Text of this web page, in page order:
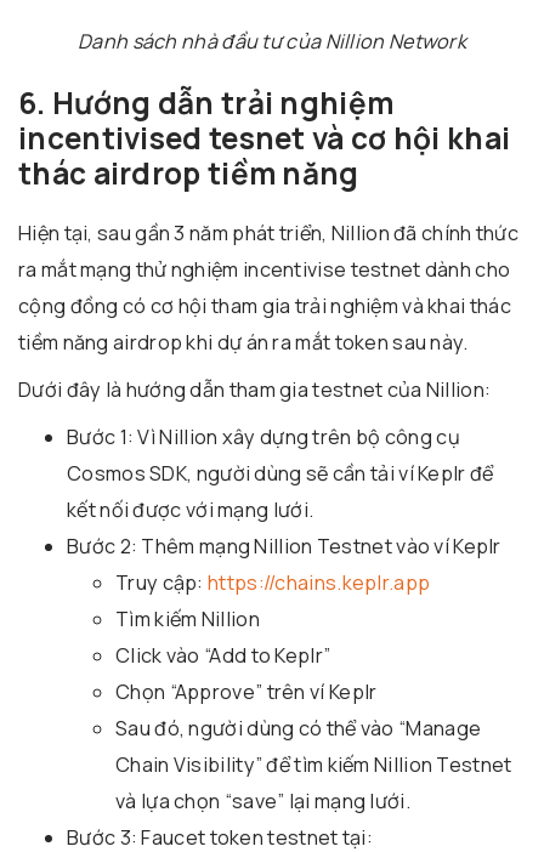
Danh sách nhà đầu tư của Nillion Network
6. Hướng dẫn trải nghiệm
incentivised tesnet và cơ hội khai
thác airdrop tiềm năng
Hiện tại, sau gần 3 năm phát triển, Nillion đã chính thức
ra mắt mạng thử nghiệm incentivise testnet dành cho
cộng đồng có cơ hội tham gia trải nghiệm và khai thác
tiềm năng airdrop khi dự án ra mắt token sau này.
Dưới đây là hướng dẫn tham gia testnet của Nillion:
Bước 1: Vì Nillion xây dựng trên bộ công cụ
Cosmos SDK, người dùng sẽ cần tải ví Keplr để
kết nối được với mạng lưới.
Bước 2: Thêm mạng Nillion Testnet vào ví Keplr
Truy cập: https://chains.keplr.app
Tìm kiếm Nillion
Click vào “Add to Keplr”
Chọn “Approve” trên ví Keplr
Sau đó, người dùng có thể vào “Manage
Chain Visibility” để tìm kiếm Nillion Testnet
và lựa chọn “save” lại mạng lưới.
Bước 3: Faucet token testnet tại: